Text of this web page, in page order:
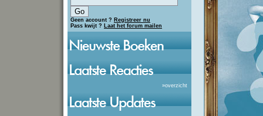
Geen account ? Registreer nu
Pass kwijt ? Laat het forum mailen
»overzicht